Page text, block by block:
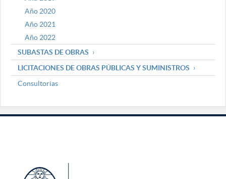
Año 2020
Año 2021
Año 2022
SUBASTAS DE OBRAS
LICITACIONES DE OBRAS PÚBLICAS Y SUMINISTROS
Consultorias